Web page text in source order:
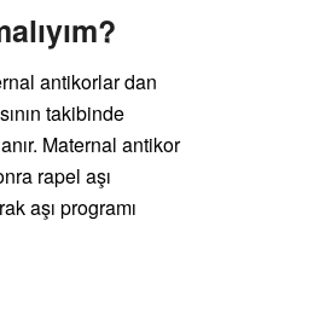
antikorlar dan
takibinde
Maternal antikor
rapel aşı
aşı programı